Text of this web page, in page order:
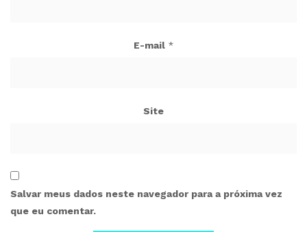
E-mail *
Site
Salvar meus dados neste navegador para a próxima vez
que eu comentar.